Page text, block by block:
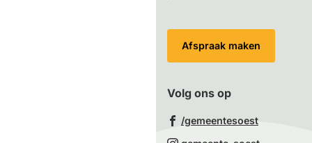
website)
Afspraak maken
Volg ons op
/gemeentesoest(Verwijst